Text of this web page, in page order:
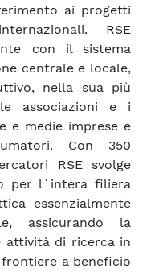
ai progetti
RSE
con il sistema
centrale e locale,
nella sua più
associazioni e i
e medie imprese e
Con 350
RSE svolge
per l´intera filiera
essenzialmente
assicurando la
attività di ricerca in
a beneficio